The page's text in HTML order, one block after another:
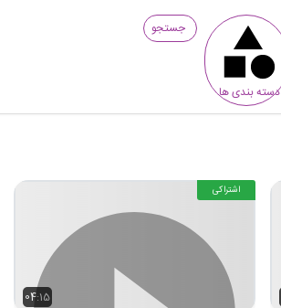
دسته بندی ها
جستجو
04:15
اشتراکی